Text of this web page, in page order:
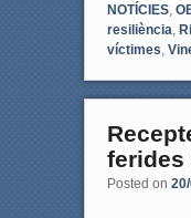
NOTÍCIES,
resiliència,
víctimes,
ferides
Posted on